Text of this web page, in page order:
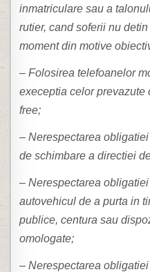
inmatriculare sau a
rutier, cand soferii nu
moment din motive
– Folosirea telefoanelor
execeptia celor
free;
– Nerespectarea
de schimbare a directiei
– Nerespectarea
autovehicul de a purta in
publice, centura sau
omologate;
– Nerespectarea